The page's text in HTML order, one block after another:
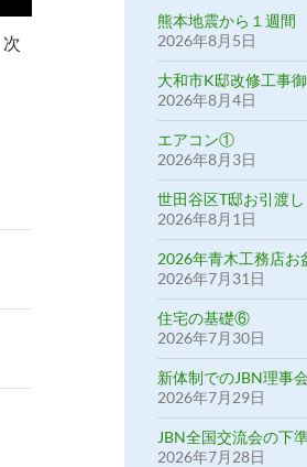
熊本地震から１週間
2026年8月5日
大和市K邸改修工事御
2026年8月4日
エアコン①
2026年8月3日
世田谷区T邸お引渡し
2026年8月1日
2026年青木工務店お
2026年7月31日
住宅の基礎⑥
2026年7月30日
新体制でのJBN理事
2026年7月29日
JBN全国交流会の下
2026年7月28日